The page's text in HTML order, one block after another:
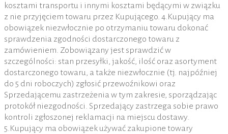
kosztami transportu i innymi kosztami będącymi w związku
z nie przyjęciem towaru przez Kupującego. 4.Kupujący ma
obowiązek niezwłocznie po otrzymaniu towaru dokonać
sprawdzenia zgodności dostarczonego towaru z
zamówieniem. Zobowiązany jest sprawdzić w
szczególności: stan przesyłki, jakość, ilość oraz asortyment
dostarczonego towaru, a także niezwłocznie (tj. najpóźniej
do 5 dni roboczych) zgłosić przewoźnikowi oraz
Sprzedającemu zastrzeżenia w tym zakresie, sporządzając
protokół niezgodności. Sprzedający zastrzega sobie prawo
kontroli zgłoszonej reklamacji na miejscu dostawy.
5.Kupujący ma obowiązek używać zakupione towary